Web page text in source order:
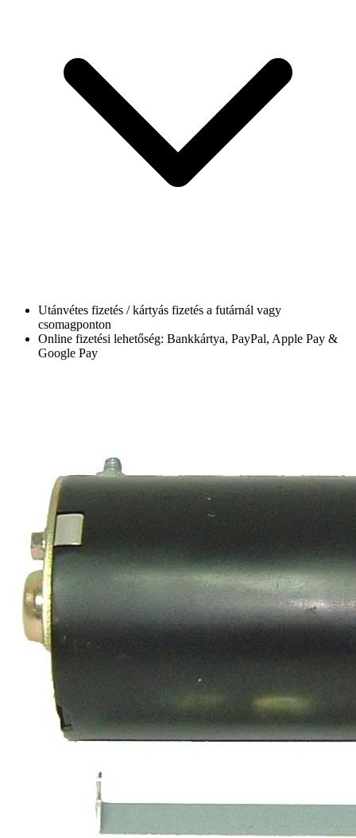
Utánvétes fizetés / kártyás fizetés a futárnál vagy
csomagponton
Online fizetési lehetőség: Bankkártya, PayPal, Apple Pay &
Google Pay